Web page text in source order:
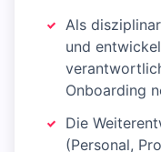
Als
und
Onboarding
Die
(Personal,